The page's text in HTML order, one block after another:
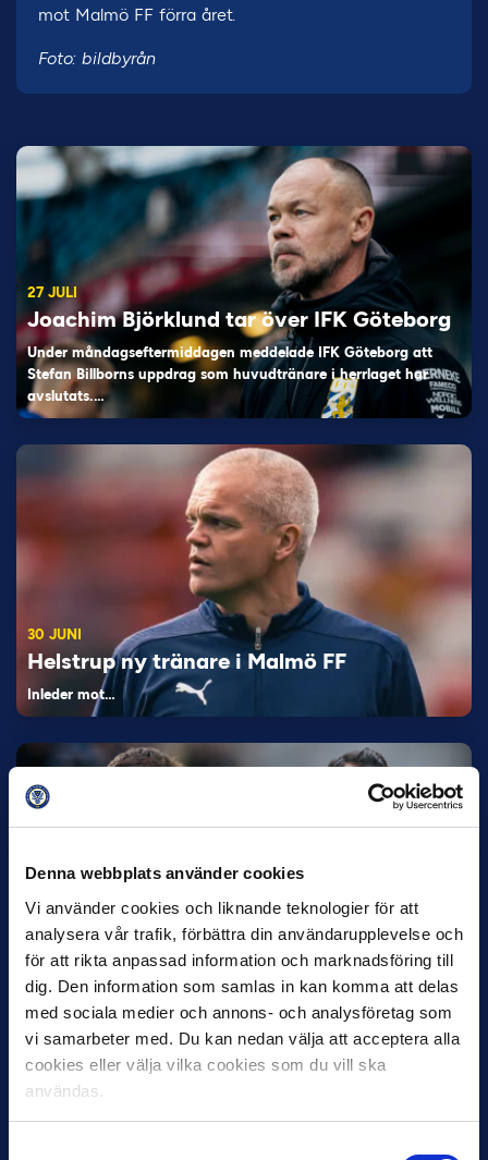
Denna webbplats använder cookies
Vi använder cookies och liknande teknologier för att
analysera vår trafik, förbättra din användarupplevelse och
för att rikta anpassad information och marknadsföring till
dig. Den information som samlas in kan komma att delas
med sociala medier och annons- och analysföretag som
vi samarbeter med. Du kan nedan välja att acceptera alla
cookies eller välja vilka cookies som du vill ska
användas.
mot Malmö FF förra året.
Foto: bildbyrån
27 JULI
Joachim Björklund tar över IFK Göteborg
Under måndagseftermiddagen meddelade IFK Göteborg att
Stefan Billborns uppdrag som huvudtränare i herrlaget har
avslutats.…
30 JUNI
Helstrup ny tränare i Malmö FF
Inleder mot…
12 JUNI
Favorit i repris för Sirius i maj
Samma vinnare som i…